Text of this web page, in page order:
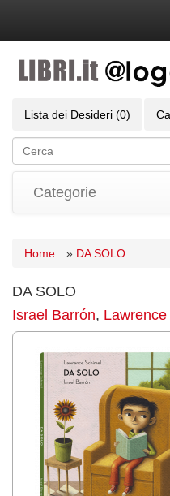
Lista dei Desideri (0)
Categorie
Home » DA SOLO
DA SOLO
Israel Barrón,